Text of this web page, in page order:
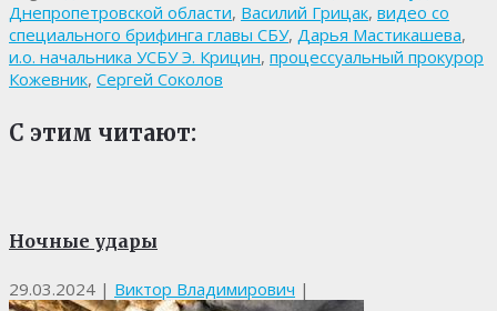
Днепропетровской области, Василий Грицак, видео со
специального брифинга главы СБУ, Дарья Мастикашева,
и.о. начальника УСБУ Э. Крицин, процессуальный прокурор
Кожевник, Сергей Соколов
С этим читают:
Ночные удары
29.03.2024 | Виктор Владимирович |